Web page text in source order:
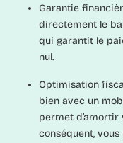
Garantie
directement le
qui garantit le
nul.
Optimisation
bien avec un
permet
conséquent,